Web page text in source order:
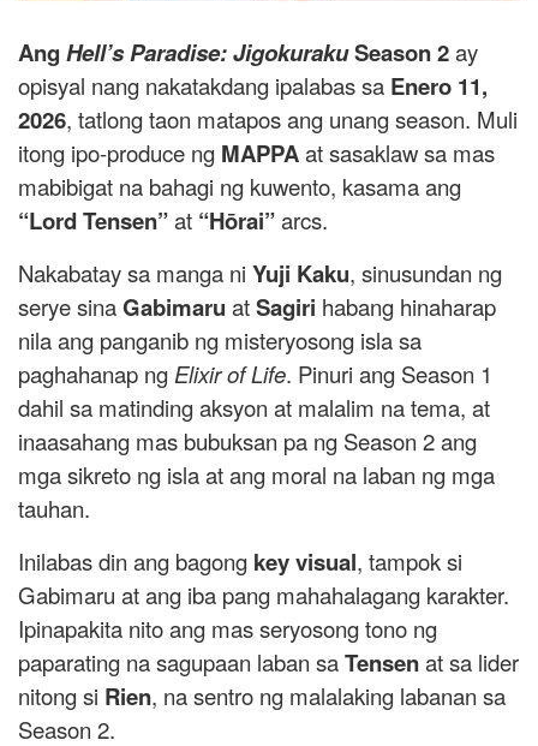
Ang Hell’s Paradise: JigokurakuSeason 2ay
opisyal nang nakatakdang ipalabas sa Enero 11,
2026, tatlong taon matapos ang unang season. Muli
itong ipo-produce ng MAPPAat sasaklaw sa mas
mabibigat na bahagi ng kuwento, kasama ang
“Lord Tensen”at “Hōrai”arcs.
Nakabatay sa manga ni Yuji Kaku, sinusundan ng
serye sinaGabimaru atSagiri habang hinaharap
nila ang panganib ng misteryosong isla sa
paghahanap ng Elixir of Life. Pinuri ang Season 1
dahil sa matinding aksyon at malalim na tema, at
inaasahang mas bubuksan pa ng Season 2 ang
mga sikreto ng isla at ang moral na laban ng mga
tauhan.
Inilabas din ang bagong key visual, tampok si
Gabimaru at ang iba pang mahahalagang karakter.
Ipinapakita nito ang mas seryosong tono ng
paparating na sagupaan laban saTensenat sa lider
nitong si Rien, na sentro ng malalaking labanan sa
Season 2.